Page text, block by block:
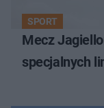
SPORT
Mecz
specjalnych